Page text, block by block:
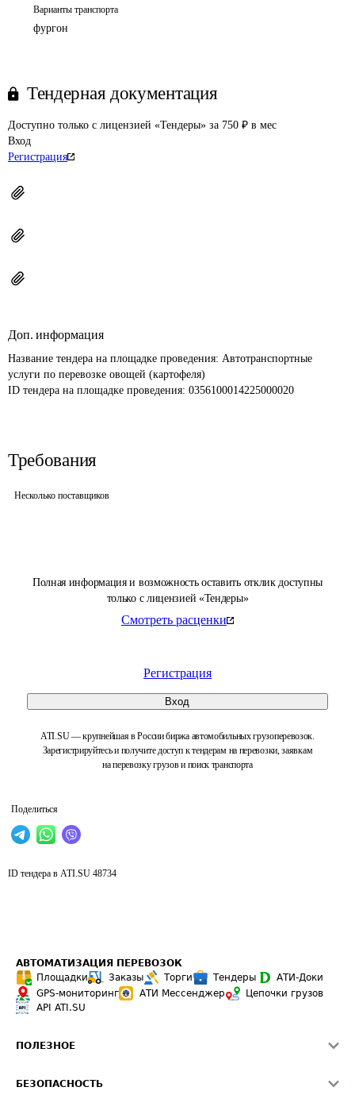
Полная информация и возможность оставить отклик доступны
только с лицензией «Тендеры»
Смотреть расценки
Регистрация
Вход
ATI.SU — крупнейшая в России биржа автомобильных грузоперевозок.
Зарегистрируйтесь и получите доступ к тендерам на перевозки, заявкам
на перевозку грузов и поиск транспорта
Поделиться
Варианты транспорта
фургон
Тендерная документация
Доступно только с лицензией «Тендеры» за 750 ₽ в мес
Вход
Регистрация
Доп. информация
Название тендера на площадке проведения: Автотранспортные
услуги по перевозке овощей (картофеля)
ID тендера на площадке проведения: 0356100014225000020
Требования
Несколько поставщиков
ID тендера в ATI.SU 48734
АВТОМАТИЗАЦИЯ ПЕРЕВОЗОК
Площадки
Заказы Торги Тендеры
АТИ-Доки
GPS-мониторинг
АТИ Мессенджер
Цепочки грузов
API ATI.SU
ПОЛЕЗНОЕ
Звезды ATI.SU на вашем сайте
БЕЗОПАСНОСТЬ